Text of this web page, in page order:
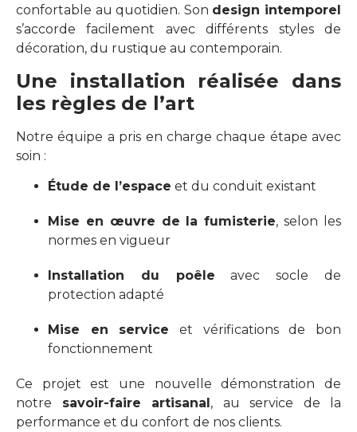
confortable au quotidien. Son design intemporel
s’accorde facilement avec différents styles de
décoration, du rustique au contemporain.
Une installation réalisée dans
les règles de l’art
Notre équipe a pris en charge chaque étape avec
soin :
Étude de l’espace et du conduit existant
Mise en œuvre de la fumisterie, selon les
normes en vigueur
Installation du poêle avec socle de
protection adapté
Mise en service et vérifications de bon
fonctionnement
Ce projet est une nouvelle démonstration de
notre savoir-faire artisanal , au service de la
performance et du confort de nos clients.